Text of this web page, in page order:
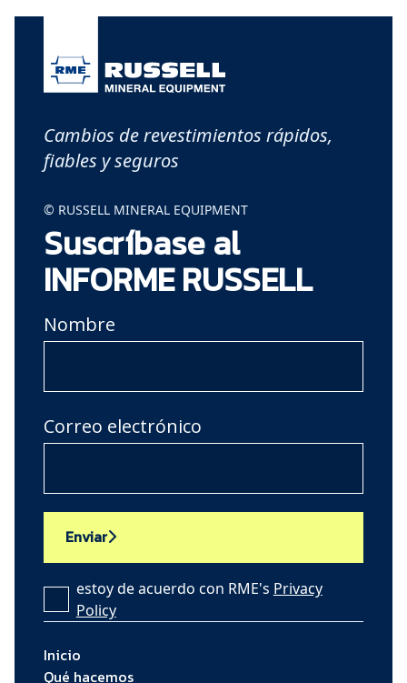
Cambios de revestimientos rápidos,
fiables y seguros
© RUSSELL MINERAL EQUIPMENT
Suscríbase al
INFORME RUSSELL
Nombre
Correo electrónico
Enviar
estoy de acuerdo con RME's Privacy
Policy
Inicio
Qué hacemos